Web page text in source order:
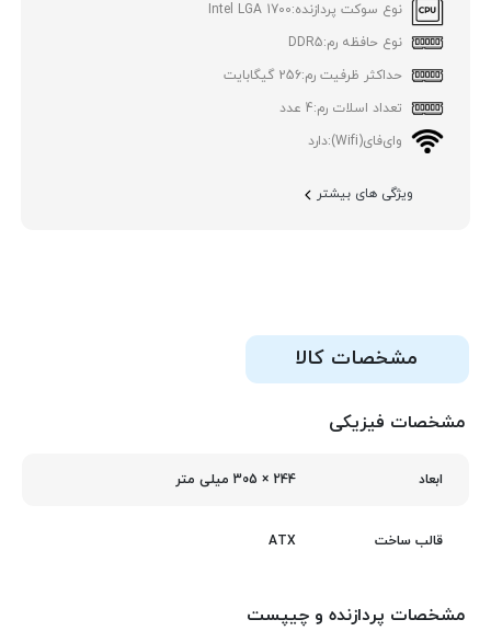
نوع سوکت پردازنده:Intel LGA 1700
نوع حافظه رم:DDR5
حداکثر ظرفیت رم:256 گیگابایت
تعداد اسلات رم:4 عدد
وای‌فای(Wifi):
دارد
ویژگی های بیشتر
مشخصات کالا
مشخصات فیزیکی
ابعاد 244 × 305 میلی‌ متر
قالب ساخت ATX
مشخصات پردازنده و چیپست